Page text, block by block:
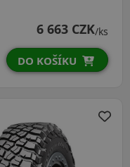
6 663 CZK/ks
DO KOŠÍKU